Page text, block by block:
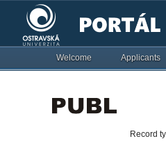
Welcome Applicants
Record